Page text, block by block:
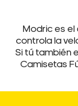
Modric es
controla la
Si tú también
Camisetas